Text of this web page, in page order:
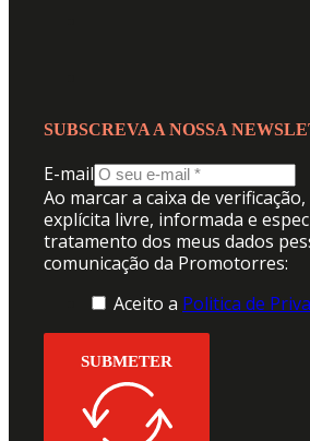
SUBSCREVA A NOSSA
E-mail
Ao marcar a caixa de
explícita livre, informada e
tratamento dos meus dados
comunicação da Promotorres:
Aceito a Politica de
SUBMETER